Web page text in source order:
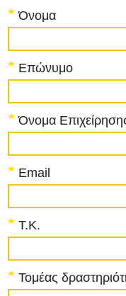
Όνομα
Επώνυμο
Όνομα
Email
T.K.
Τομέας